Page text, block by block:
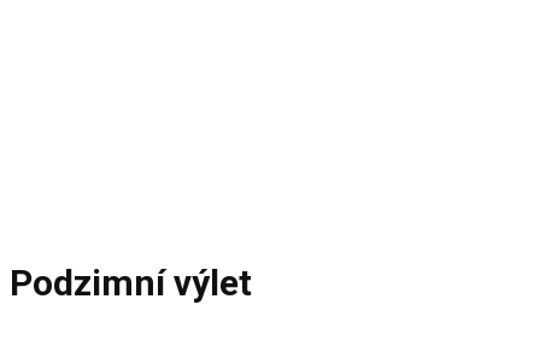
Podzimní výlet